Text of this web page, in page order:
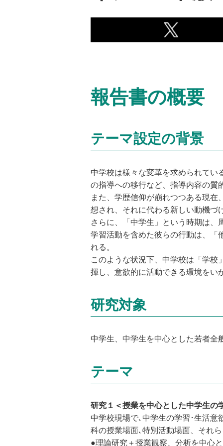
報告書の概要
テーマ設定の背景
中学校は様々な変革を求められてい
の指導への移行など、指導内容の質
また、学歴信仰が崩れつつある現
想され、それに代わる新しい動機づ
さらに、「中学生」という時期は、
学習活動を含めた彼らの行動は、「
れる。
このような状況下、中学校は「学
揮し、意欲的に活動できる環境をい
研究対象
中学生、中学生を中心とした若者全
テーマ
研究１＜授業を中心とした中学生の
中学校現場で､中学生の学習･生活意
科の授業場面､特別活動場面、それ
●理論研究＋授業観察、分析を中心